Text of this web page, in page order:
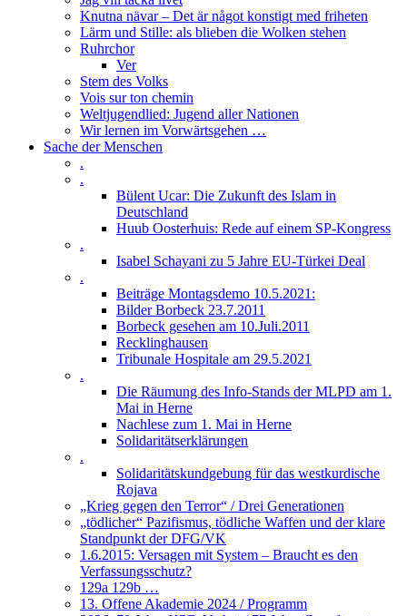
Knutna nävar – Det är något konstigt med friheten
Lärm und Stille: als blieben die Wolken stehen
Ruhrchor
Ver
Stem des Volks
Vois sur ton chemin
Weltjugendlied: Jugend aller Nationen
Wir lernen im Vorwärtsgehen …
Sache der Menschen
.
.
Bülent Ucar: Die Zukunft des Islam in
Deutschland
Huub Oosterhuis: Rede auf einem SP-Kongress
.
Isabel Schayani zu 5 Jahre EU-Türkei Deal
.
Beiträge Montagsdemo 10.5.2021:
Bilder Borbeck 23.7.2011
Borbeck gesehen am 10.Juli.2011
Recklinghausen
Tribunale Hospitale am 29.5.2021
.
Die Räumung des Info-Stands der MLPD am 1.
Mai in Herne
Nachlese zum 1. Mai in Herne
Solidaritätserklärungen
.
Solidaritätskundgebung für das westkurdische
Rojava
„Krieg gegen den Terror“ / Drei Generationen
„tödlicher“ Pazifismus, tödliche Waffen und der klare
Standpunkt der DFG/VK
1.6.2015: Versagen mit System – Braucht es den
Verfassungsschutz?
129a 129b …
13. Offene Akademie 2024 / Programm